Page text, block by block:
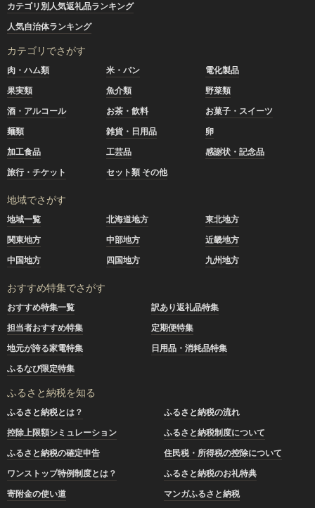
カテゴリ別人気返礼品ランキング
人気自治体ランキング
カテゴリでさがす
肉・ハム類 米・パン
電化製品
果実類
魚介類
野菜類
酒・アルコール
お茶・飲料
お菓子・スイーツ
麺類
雑貨・日用品
卵
加工食品
工芸品
感謝状・記念品
旅行・チケット
セット類 その他
地域でさがす
地域一覧 北海道地方
東北地方
関東地方
中部地方
近畿地方
中国地方
四国地方 九州地方
おすすめ特集でさがす
おすすめ特集一覧
訳あり返礼品特集
担当者おすすめ特集
定期便特集
地元が誇る家電特集
日用品・消耗品特集
ふるなび限定特集
ふるさと納税を知る
ふるさと納税とは？
ふるさと納税の流れ
控除上限額シミュレーション
ふるさと納税制度について
ふるさと納税の確定申告
住民税・所得税の控除について
ワンストップ特例制度とは？
ふるさと納税のお礼特典
寄附金の使い道
マンガふるさと納税